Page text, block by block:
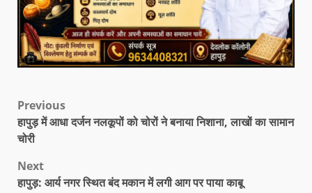
Previous
हापुड़ में आधा दर्जन नलकूपों को चोरों ने बनाया निशाना, लाखों का सामान
चोरी
Next
हापुड़: आर्य नगर स्थित बंद मकान में लगी आग पर पाया काबू